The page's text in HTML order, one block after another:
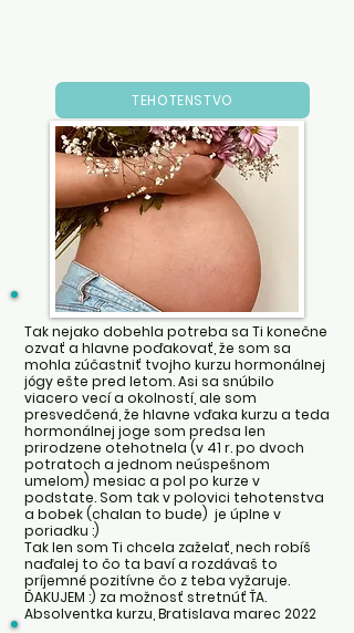
TEHOTENSTVO
Tak nejako dobehla potreba sa Ti konečne
ozvať a hlavne poďakovať, že som sa
mohla zúčastniť tvojho kurzu hormonálnej
jógy ešte pred letom. Asi sa snúbilo
viacero vecí a okolností, ale som
presvedčená, že hlavne vďaka kurzu a teda
hormonálnej joge som predsa len
prirodzene otehotnela (v 41 r. po dvoch
potratoch a jednom neúspešnom
umelom) mesiac a pol po kurze v
podstate. Som tak v polovici tehotenstva
a bobek (chalan to bude) je úplne v
poriadku :)
Tak len som Ti chcela zaželať, nech robíš
naďalej to čo ta baví a rozdávaš to
príjemné pozitívne čo z teba vyžaruje.
ĎAKUJEM :) za možnosť stretnúť ŤA.
Absolventka kurzu, Bratislava marec 2022